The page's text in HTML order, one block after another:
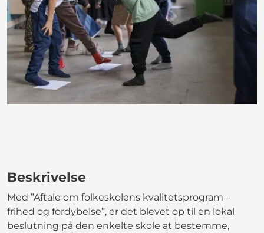
Beskrivelse
Med ”Aftale om folkeskolens kvalitetsprogram –
frihed og fordybelse”, er det blevet op til en lokal
beslutning på den enkelte skole at bestemme,